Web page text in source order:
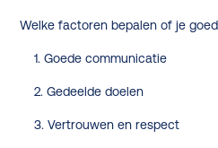
Welke factoren bepalen of je
1. Goede communicatie
2. Gedeelde doelen
3. Vertrouwen en respect